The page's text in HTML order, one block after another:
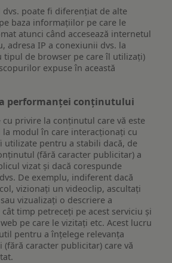
dvs. poate fi diferențiat de alte
baza informațiilor pe care le
atunci când accesează internetul
adresa IP a conexiunii dvs. la
tipul de browser pe care îl utilizați)
expuse în această
performanței conținutului
privire la conținutul care vă este
la modul în care interacționați cu
utilizate pentru a stabili dacă, de
(fără caracter publicitar) a
vizat și dacă corespunde
De exemplu, indiferent dacă
vizionați un videoclip, ascultați
vizualizați o descriere a
timp petreceți pe acest serviciu și
pe care le vizitați etc. Acest lucru
pentru a înțelege relevanța
caracter publicitar) care vă